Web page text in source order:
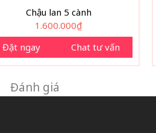
Chậu lan 5 cành
1.600.000₫
Đặt ngay
Chat tư vấn
Đánh giá